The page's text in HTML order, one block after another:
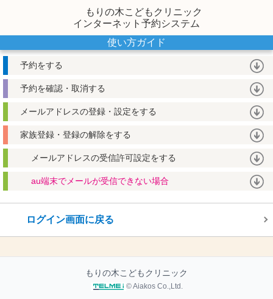
もりの木こどもクリニック
インターネット予約システム
使い方ガイド
予約をする
予約を確認・取消する
メールアドレスの登録・設定をする
家族登録・登録の解除をする
メールアドレスの受信許可設定をする
au端末でメールが受信できない場合
ログイン画面に戻る
もりの木こどもクリニック
© Aiakos Co.,Ltd.